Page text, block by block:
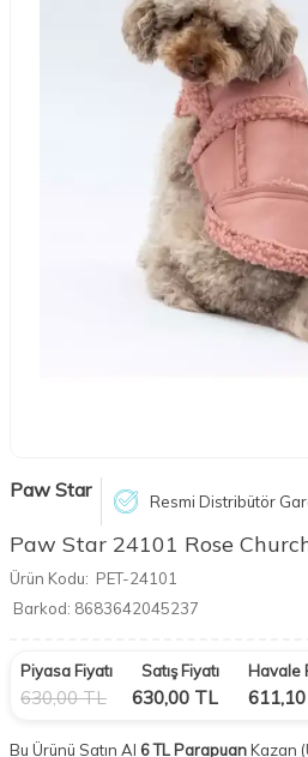
Paw Star Resmi Distribütör
Paw Star 24101 Rose
Ürün Kodu: PET-24101
Barkod: 8683642045237
Piyasa Fiyatı
630,00TL
Satış Fiyatı
630,00 TL
Havale
611,10
Bu Ürünü Satın Al 6 TL ParapuanKazan